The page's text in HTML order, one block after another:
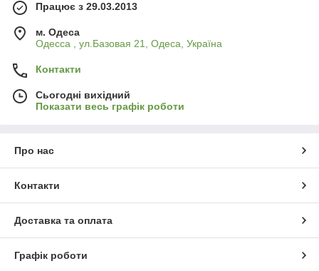
Працює з 29.03.2013
м. Одеса
Одесса , ул.Базовая 21, Одеса, Україна
Контакти
Сьогодні вихідний
Показати весь графік роботи
Про нас
Контакти
Доставка та оплата
Графік роботи